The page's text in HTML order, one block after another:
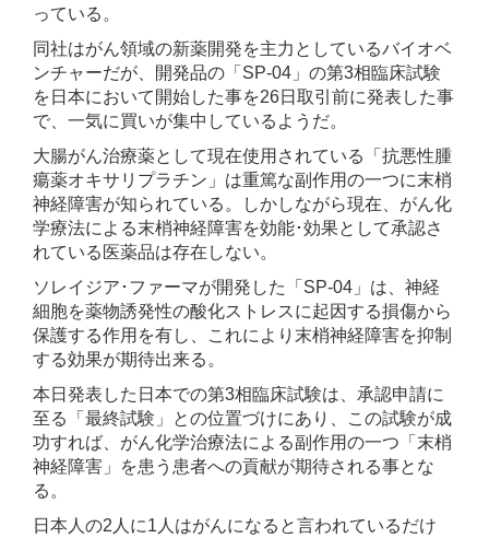
っている。
同社はがん領域の新薬開発を主力としているバイオベ
ンチャーだが、開発品の「SP-04」の第3相臨床試験
を日本において開始した事を26日取引前に発表した事
で、一気に買いが集中しているようだ。
大腸がん治療薬として現在使用されている「抗悪性腫
瘍薬オキサリプラチン」は重篤な副作用の一つに末梢
神経障害が知られている。しかしながら現在、がん化
学療法による末梢神経障害を効能･効果として承認さ
れている医薬品は存在しない。
ソレイジア･ファーマが開発した「SP-04」は、神経
細胞を薬物誘発性の酸化ストレスに起因する損傷から
保護する作用を有し、これにより末梢神経障害を抑制
する効果が期待出来る。
本日発表した日本での第3相臨床試験は、承認申請に
至る「最終試験」との位置づけにあり、この試験が成
功すれば、がん化学治療法による副作用の一つ「末梢
神経障害」を患う患者への貢献が期待される事とな
る。
日本人の2人に1人はがんになると言われているだけ